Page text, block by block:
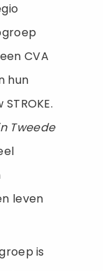
CVA
hun
Tweede
leven
is